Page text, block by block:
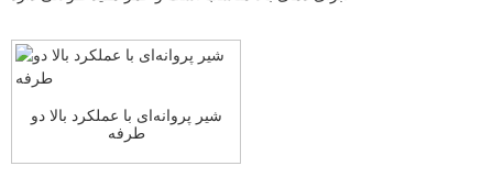
شیر پروانه‌ای با عملکرد بالا دو
طرفه